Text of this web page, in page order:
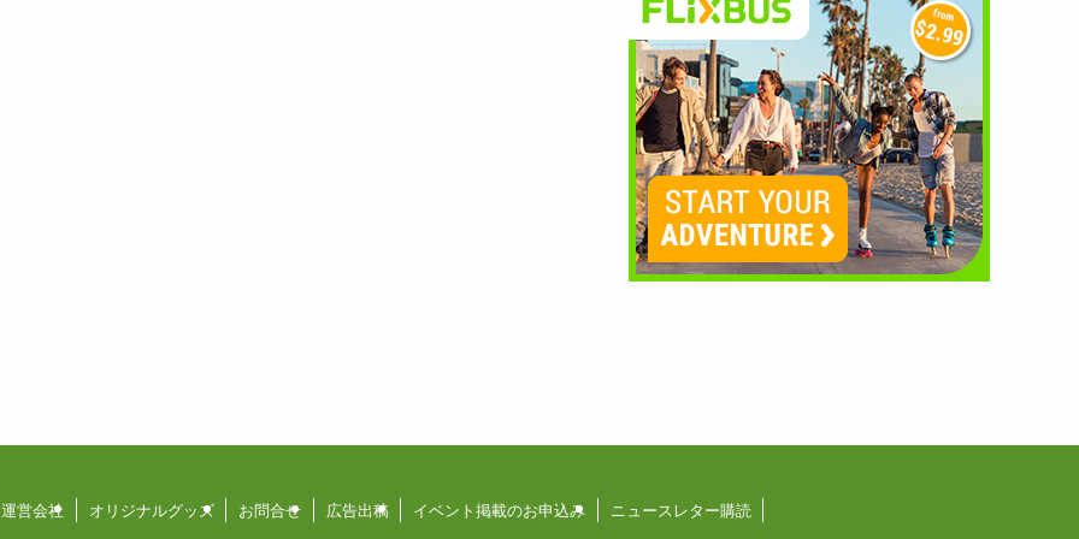
運営会社 オリジナルグッズ お問合せ 広告出稿 イベント掲載のお申込み ニュースレター購読